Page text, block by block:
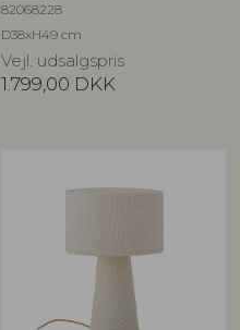
82068228
D38xH49 cm
Vejl. udsalgspris
1.799,00 DKK